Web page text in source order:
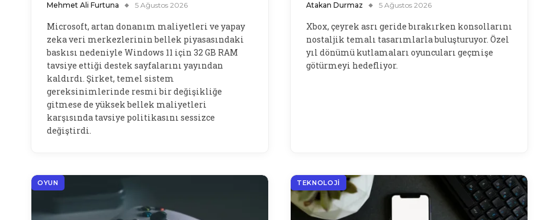
Mehmet Ali Furtuna 5 Ağustos 2026
Microsoft, artan donanım maliyetleri ve yapay
zeka veri merkezlerinin bellek piyasasındaki
baskısı nedeniyle Windows 11 için 32 GB RAM
tavsiye ettiği destek sayfalarını yayından
kaldırdı. Şirket, temel sistem
gereksinimlerinde resmi bir değişikliğe
gitmese de yüksek bellek maliyetleri
karşısında tavsiye politikasını sessizce
değiştirdi.
Atakan Durmaz 5 Ağustos 2026
Xbox, çeyrek asrı geride bırakırken konsollarını
nostaljik temalı tasarımlarla buluşturuyor. Özel
yıl dönümü kutlamaları oyuncuları geçmişe
götürmeyi hedefliyor.
OYUN TEKNOLOJI